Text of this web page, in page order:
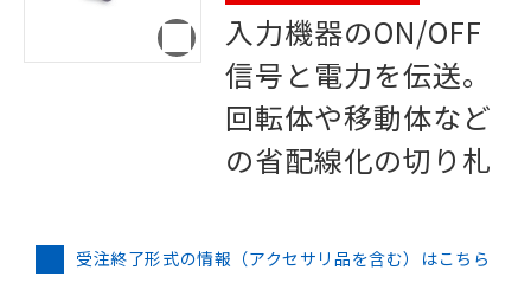
入力機器のON/OFF
信号と電力を伝送。
回転体や移動体など
の省配線化の切り札
受注終了形式の情報（アクセサリ品を含む）はこちら